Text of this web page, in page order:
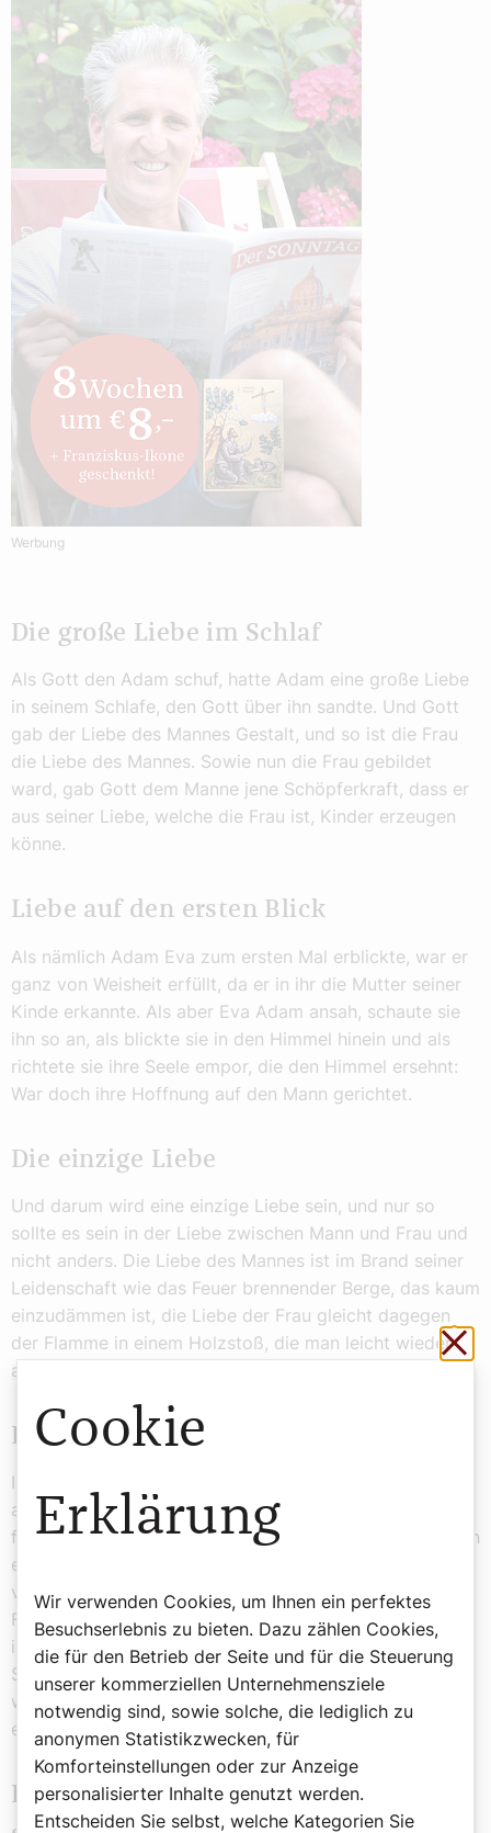
Werbung
Die große Liebe im Schlaf
Als Gott den Adam schuf, hatte Adam eine große Liebe
in seinem Schlafe, den Gott über ihn sandte. Und Gott
gab der Liebe des Mannes Gestalt, und so ist die Frau
die Liebe des Mannes. Sowie nun die Frau gebildet
ward, gab Gott dem Manne jene Schöpferkraft, dass er
aus seiner Liebe, welche die Frau ist, Kinder erzeugen
könne.
Liebe auf den ersten Blick
Als nämlich Adam Eva zum ersten Mal erblickte, war er
ganz von Weisheit erfüllt, da er in ihr die Mutter seiner
Kinde erkannte. Als aber Eva Adam ansah, schaute sie
ihn so an, als blickte sie in den Himmel hinein und als
richtete sie ihre Seele empor, die den Himmel ersehnt:
War doch ihre Hoffnung auf den Mann gerichtet.
Die einzige Liebe
Und darum wird eine einzige Liebe sein, und nur so
sollte es sein in der Liebe zwischen Mann und Frau und
nicht anders. Die Liebe des Mannes ist im Brand seiner
Leidenschaft wie das Feuer brennender Berge, das kaum
einzudämmen ist, die Liebe der Frau gleicht dagegen
der Flamme in einem Holzstoß, die man leicht wieder
auslöscht.
Liebe dem Manne gegenüber
Ihre Liebe ist dem Manne gegenüber wie die
ausgeglichene Wärme der Sonnenglut, die
fruchtbringend wirkt im Vergleich zu jener ungeheuerlich
entfachten Flamme der brennenden Wälder. Deshalb
vermag die Frau auf eine angenehmere Weise ihre
Frucht auszutragen. Jene gewaltige Liebesglut aber, die
in Adam aufkam, als Eva aus ihm hervorging, und die
Süßigkeit jenes Schlafes, in welchen er damals gefallen
war, ist durch sein Vergehen in eine Süßigkeit
entgegengesetzter Natur verkehrt worden.
Liebe: Der Mann spürt einen "starken
Cookie
Erklärung
Wir verwenden Cookies, um Ihnen ein perfektes
Besuchserlebnis zu bieten. Dazu zählen Cookies,
die für den Betrieb der Seite und für die Steuerung
unserer kommerziellen Unternehmensziele
notwendig sind, sowie solche, die lediglich zu
anonymen Statistikzwecken, für
Komforteinstellungen oder zur Anzeige
personalisierter Inhalte genutzt werden.
Entscheiden Sie selbst, welche Kategorien Sie